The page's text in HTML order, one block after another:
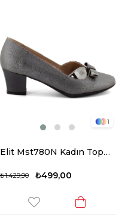
1
Elit Mst780N Kadın Topuklu Ayakkabı Platin
₺499,00
₺1.429,90